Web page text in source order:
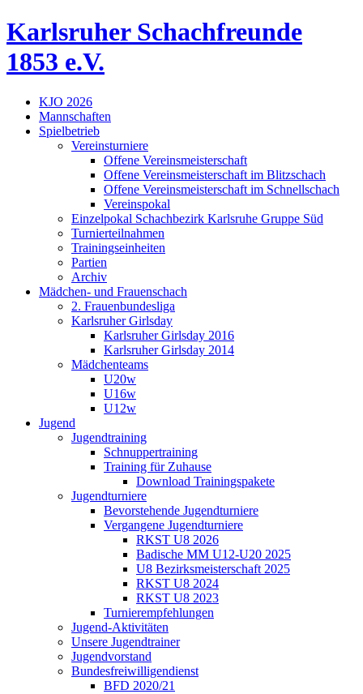
Skip
to
content
Karlsruher Schachfreunde
1853 e.V.
KJO 2026
Mannschaften
Spielbetrieb
Vereinsturniere
Offene Vereinsmeisterschaft
Offene Vereinsmeisterschaft im Blitzschach
Offene Vereinsmeisterschaft im Schnellschach
Vereinspokal
Einzelpokal Schachbezirk Karlsruhe Gruppe Süd
Turnierteilnahmen
Trainingseinheiten
Partien
Archiv
Mädchen- und Frauenschach
2. Frauenbundesliga
Karlsruher Girlsday
Karlsruher Girlsday 2016
Karlsruher Girlsday 2014
Mädchenteams
U20w
U16w
U12w
Jugend
Jugendtraining
Schnuppertraining
Training für Zuhause
Download Trainingspakete
Jugendturniere
Bevorstehende Jugendturniere
Vergangene Jugendturniere
RKST U8 2026
Badische MM U12-U20 2025
U8 Bezirksmeisterschaft 2025
RKST U8 2024
RKST U8 2023
Turnierempfehlungen
Jugend-Aktivitäten
Unsere Jugendtrainer
Jugendvorstand
Bundesfreiwilligendienst
BFD 2020/21